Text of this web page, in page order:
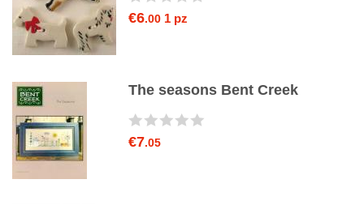
€6 .001 pz
The seasons Bent Creek
€7.05